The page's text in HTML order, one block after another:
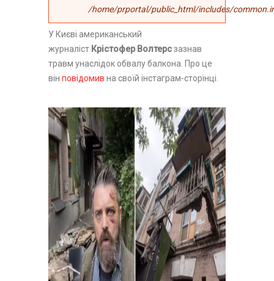
/home/prportal/public_html/includes/
У Києві американський
журналіст Крістофер Волтерсзазнав
травм унаслідок обвалу балкона. Про це
він повідомив на своїй інстаграм-сторінці.